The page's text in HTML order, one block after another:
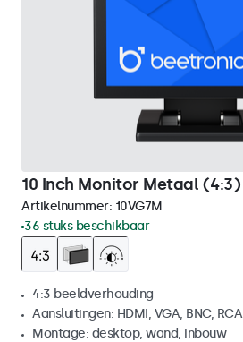
10 Inch Monitor Metaal (4:3)
Artikelnummer: 10VG7M
36 stuks beschikbaar
4:3 beeldverhouding
Aansluitingen: HDMI, VGA, BNC, RCA
Montage: desktop, wand, inbouw